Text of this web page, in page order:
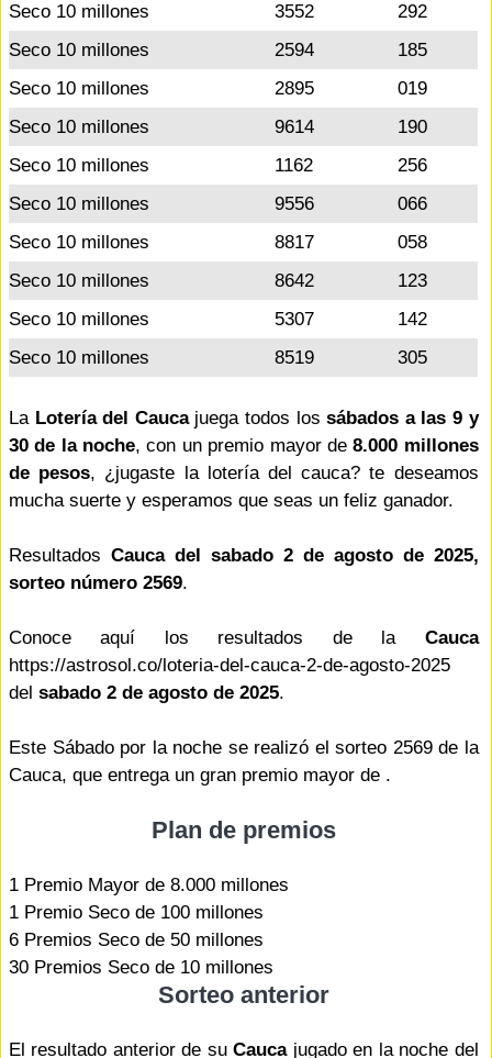
Seco 10 millones
3552
292
Seco 10 millones
2594
185
Seco 10 millones
2895
019
Seco 10 millones
9614
190
Seco 10 millones
1162
256
Seco 10 millones
9556
066
Seco 10 millones
8817
058
Seco 10 millones
8642
123
Seco 10 millones
5307
142
Seco 10 millones
8519 305
La Lotería del Caucajuega todos lossábados a las 9 y
30 de la noche, con un premio mayor de8.000 millones
de pesos, ¿jugaste la lotería del cauca? te deseamos
mucha suerte y esperamos que seas un feliz ganador.
Resultados Cauca del sabado 2 de agosto de 2025,
sorteo número 2569.
Conoce aquí los resultados de la Cauca
https://astrosol.co/loteria-del-cauca-2-de-agosto-2025
del sabado 2 de agosto de 2025.
Este Sábado por la noche se realizó el sorteo 2569 de la
Cauca, que entrega un gran premio mayor de .
Plan de premios
1 Premio Mayor de 8.000 millones
1 Premio Seco de 100 millones
6 Premios Seco de 50 millones
30 Premios Seco de 10 millones
Sorteo anterior
El resultado anterior de suCaucajugado en la noche del